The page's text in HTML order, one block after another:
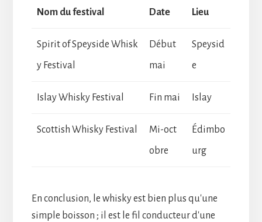
Nom du festival Date Lieu
Spirit of Speyside Whisk
y Festival
Début
mai
Speysid
e
Islay Whisky Festival Fin mai Islay
Scottish Whisky Festival
Mi-oct
obre
Édimbo
urg
En conclusion, le whisky est bien plus qu'une
simple boisson ; il est le fil conducteur d'une